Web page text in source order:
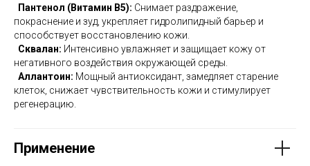
Пантенол (Витамин B5): Снимает раздражение,
покраснение и зуд, укрепляет гидролипидный барьер и
способствует восстановлению кожи.
Сквалан: Интенсивно увлажняет и защищает кожу от
негативного воздействия окружающей среды.
Аллантоин: Мощный антиоксидант, замедляет старение
клеток, снижает чувствительность кожи и стимулирует
регенерацию.
Применение